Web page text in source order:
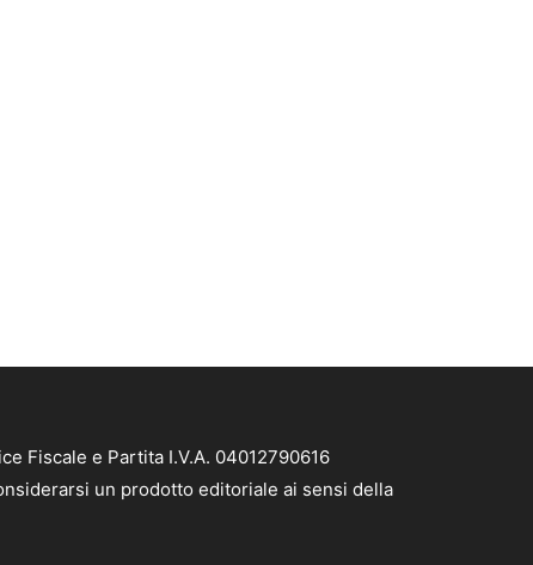
Fiscale e Partita I.V.A. 04012790616
un prodotto editoriale ai sensi della